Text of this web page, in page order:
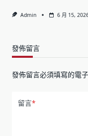
Admin 6 月 15,
發佈留言
發佈留言必須填寫的電
留言*